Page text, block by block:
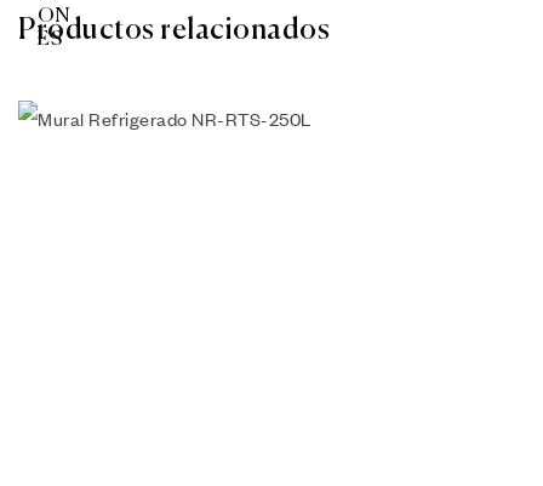
Productos relacionados